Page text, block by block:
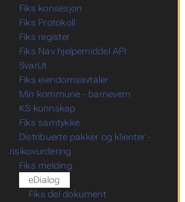
Fiks konsesjon
Fiks Protokoll
Fiks register
Fiks Nav hjelpemiddel API
SvarUt
Fiks eiendomsavtaler
Min kommune - barnevern
KS kunnskap
Fiks samtykke
Distribuerte pakker og klienter -
risikovurdering
Fiks melding
eDialog
Fiks del dokument